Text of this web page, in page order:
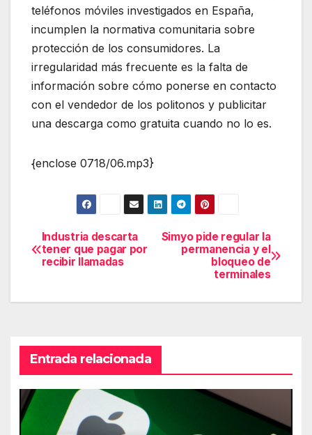
teléfonos móviles investigados en España,
incumplen la normativa comunitaria sobre
protección de los consumidores. La
irregularidad más frecuente es la falta de
información sobre cómo ponerse en contacto
con el vendedor de los politonos y publicitar
una descarga como gratuita cuando no lo es.
{enclose 0718/06.mp3}
Navegación
de
entradas
Simyo pide regular la
permanencia y el
bloqueo de
terminales
Industria descarta
tener que pagar por
recibir llamadas
Entrada relacionada